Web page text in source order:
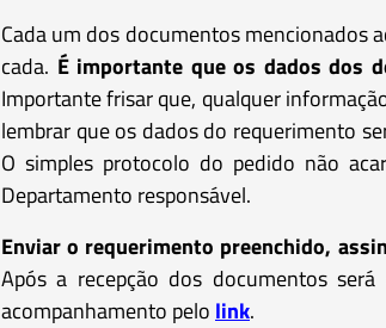
Cada um dos documentos
cada. É importante que os dados dos
Importante frisar que, qualquer
lembrar que os dados do requerimento
O simples protocolo do pedido não
Departamento responsável.
Enviar o requerimento preenchido,
Após a recepção dos documentos
acompanhamento pelo link.